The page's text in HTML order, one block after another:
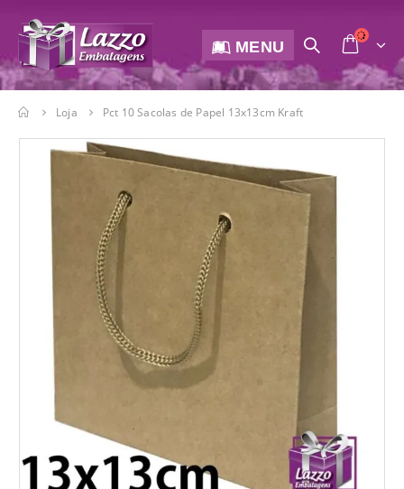
MENU
Loja Pct 10 Sacolas de Papel 13x13cm Kraft